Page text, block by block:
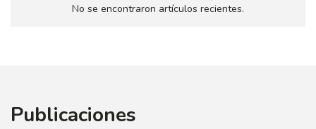
No se encontraron artículos recientes.
Publicaciones